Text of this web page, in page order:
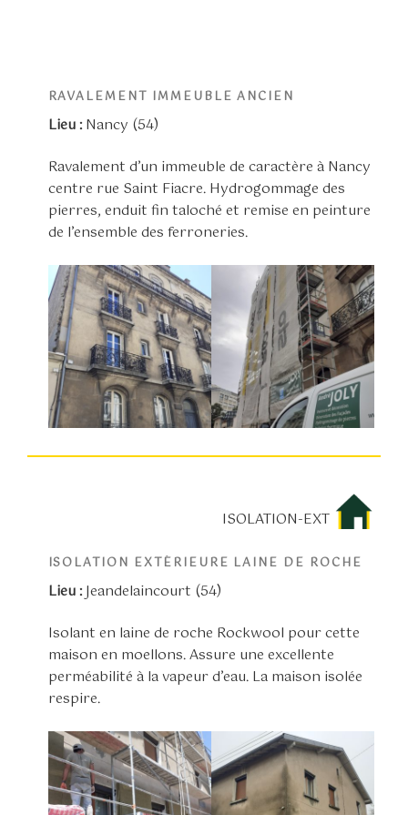
RAVALEMENT IMMEUBLE ANCIEN
Lieu :Nancy (54)
Ravalement d’un immeuble de caractère à Nancy
centre rue Saint Fiacre. Hydrogommage des
pierres, enduit fin taloché et remise en peinture
de l’ensemble des ferroneries.
ISOLATION-EXT
ISOLATION EXTÉRIEURE LAINE DE ROCHE
Lieu :Jeandelaincourt (54)
Isolant en laine de roche Rockwool pour cette
maison en moellons. Assure une excellente
perméabilité à la vapeur d’eau. La maison isolée
respire.